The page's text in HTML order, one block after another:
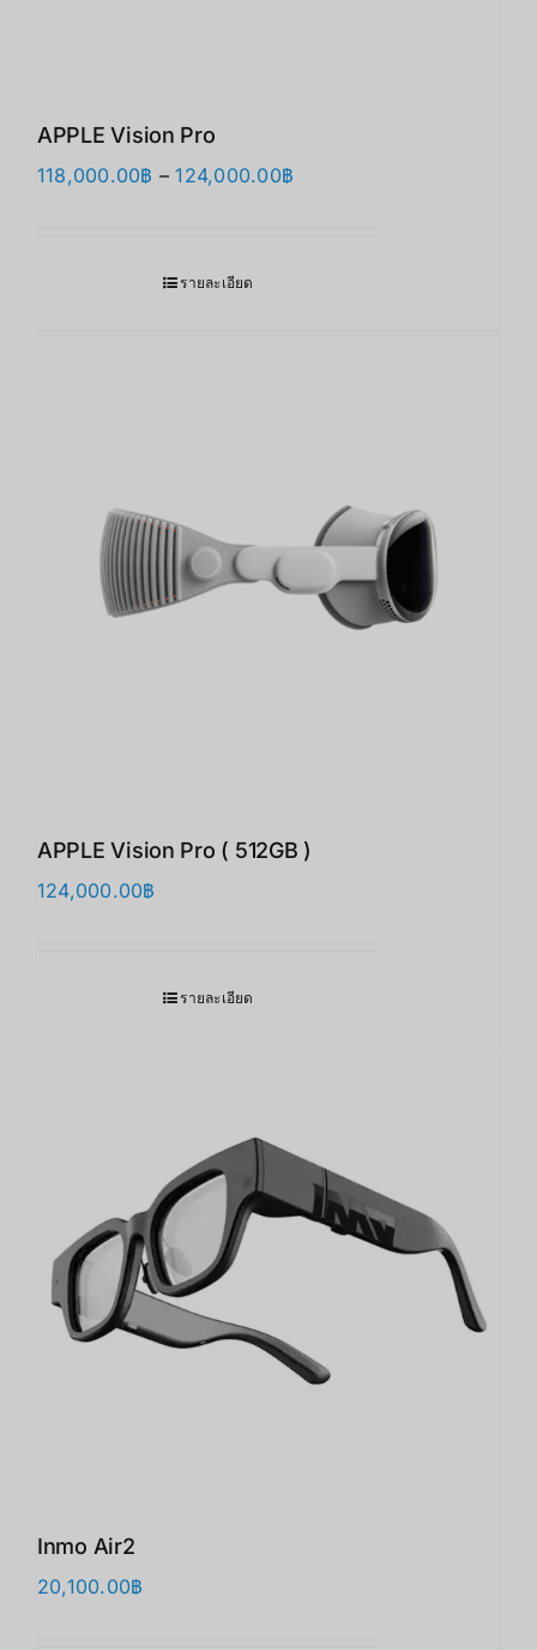
APPLE Vision Pro
118,000.00฿ – 124,000.00฿
รายละเอียด
APPLE Vision Pro ( 512GB )
124,000.00฿
รายละเอียด
Inmo Air2
20,100.00฿